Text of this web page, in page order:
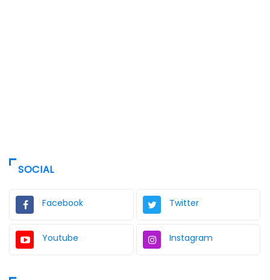
SOCIAL
Facebook Twitter
Youtube Instagram